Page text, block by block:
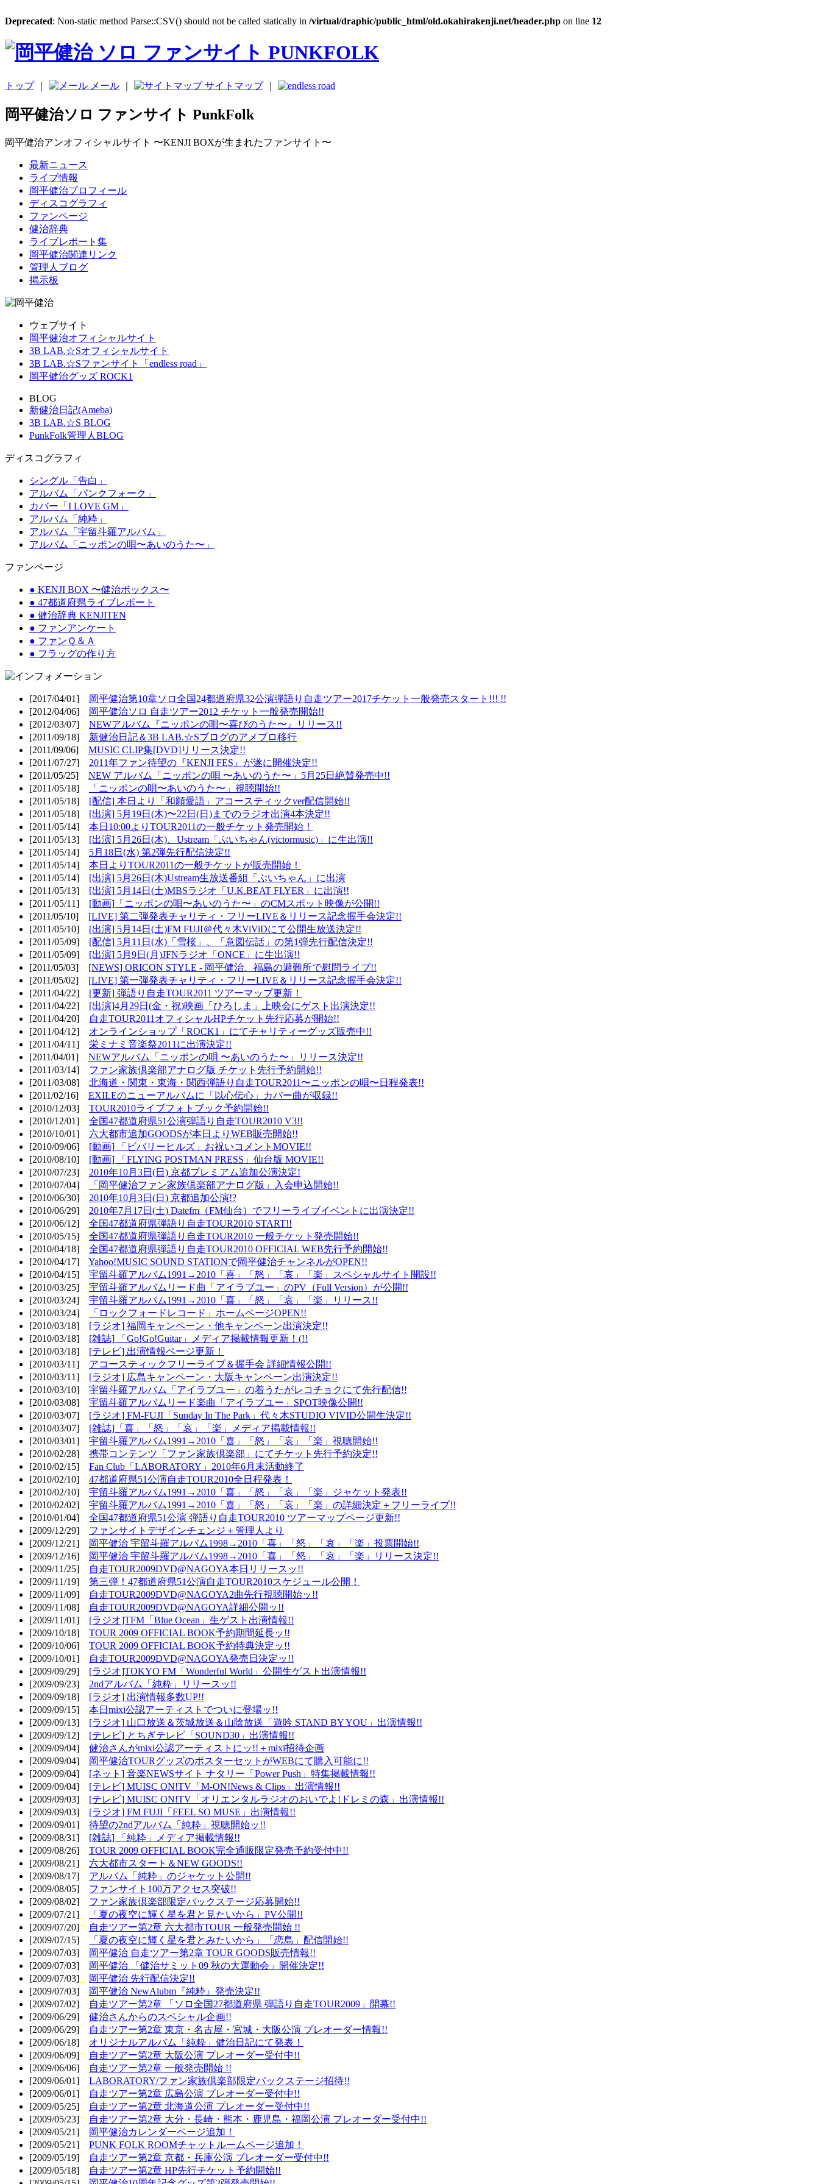
Deprecated: Non-static method Parse::CSV() should not be called statically in /virtual/draphic/public_html/old.okahirakenji.net/header.php on line 12
トップ｜ メール サイトマップ｜
岡平健治ソロ ファンサイト PunkFolk
岡平健治アンオフィシャルサイト 〜KENJI BOXが生まれたファンサイト〜
最新ニュース
ライブ情報
岡平健治プロフィール
ディスコグラフィ
ファンページ
健治辞典
ライブレポート集
岡平健治関連リンク
管理人ブログ
掲示板
ウェブサイト
岡平健治オフィシャルサイト
3B LAB.☆Sオフィシャルサイト
3B LAB.☆Sファンサイト「endless road」
岡平健治グッズ ROCK1
BLOG
新健治日記(Ameba)
3B LAB.☆S BLOG
PunkFolk管理人BLOG
ディスコグラフィ
シングル「告白」
アルバム「パンクフォーク」
カバー「I LOVE GM」
アルバム「純粋」
アルバム「宇留斗羅アルバム」
アルバム「ニッポンの唄〜あいのうた〜」
ファンページ
● KENJI BOX 〜健治ボックス〜
● 47都道府県ライブレポート
● 健治辞典 KENJITEN
● ファンアンケート
● ファンＱ＆Ａ
● フラッグの作り方
[2017/04/01]
岡平健治第10章ソロ全国24都道府県32公演弾語り自走ツアー2017チケット一般発売スタート!!! !!
[2012/04/06]
岡平健治ソロ 自走ツアー2012 チケット一般発売開始!!
[2012/03/07] NEWアルバム『ニッポンの唄〜喜びのうた〜』リリース!!
[2011/09/18] 新健治日記＆3B LAB.☆Sブログのアメブロ移行
[2011/09/06] MUSIC CLIP集[DVD]リリース決定!!
[2011/07/27] 2011年ファン待望の『KENJI FES』が遂に開催決定!!
[2011/05/25] NEW アルバム「ニッポンの唄 〜あいのうた〜」5月25日絶賛発売中!!
[2011/05/18]
「ニッポンの唄〜あいのうた〜」視聴開始!!
[2011/05/18] [配信] 本日より「和願愛語」アコースティックver配信開始!!
[2011/05/18] [出演] 5月19日(木)〜22日(日)までのラジオ出演4本決定!!
[2011/05/14] 本日10:00よりTOUR2011の一般チケット発売開始！
[2011/05/13] [出演] 5月26日(木)、Ustream「ぶいちゃん(victormusic)」に生出演!!
[2011/05/14] 5月18日(水) 第2弾先行配信決定!!
[2011/05/14] 本日よりTOUR2011の一般チケットが販売開始！
[2011/05/14] [出演] 5月26日(木)Ustream生放送番組「ぶいちゃん」に出演
[2011/05/13] [出演] 5月14日(土)MBSラジオ「U.K.BEAT FLYER」に出演!!
[2011/05/11] [動画]「ニッポンの唄〜あいのうた〜」のCMスポット映像が公開!!
[2011/05/10] [LIVE] 第二弾発表チャリティ・フリーLIVE＆リリース記念握手会決定!!
[2011/05/10] [出演] 5月14日(土)FM FUJI＠代々木ViViDにて公開生放送決定!!
[2011/05/09] [配信] 5月11日(水)「雪桜」、「意図伝話」の第1弾先行配信決定!!
[2011/05/09] [出演] 5月9日(月)JFNラジオ「ONCE」に生出演!!
[2011/05/03] [NEWS] ORICON STYLE - 岡平健治、福島の避難所で慰問ライブ!!
[2011/05/02] [LIVE] 第一弾発表チャリティ・フリーLIVE＆リリース記念握手会決定!!
[2011/04/22] [更新] 弾語り自走TOUR2011 ツアーマップ更新！
[2011/04/22] [出演]4月29日(金・祝)映画「ひろしま」上映会にゲスト出演決定!!
[2011/04/20]
自走TOUR2011オフィシャルHPチケット先行応募が開始!!
[2011/04/12] オンラインショップ「ROCK1」にてチャリティーグッズ販売中!!
[2011/04/11] 栄ミナミ音楽祭2011に出演決定!!
[2011/04/01] NEWアルバム「ニッポンの唄 〜あいのうた〜」リリース決定!!
[2011/03/14] ファン家族倶楽部アナログ版 チケット先行予約開始!!
[2011/03/08] 北海道・関東・東海・関西弾語り自走TOUR2011〜ニッポンの唄〜日程発表!!
[2011/02/16] EXILEのニューアルバムに「以心伝心」カバー曲が収録!!
[2010/12/03] TOUR2010ライブフォトブック予約開始!!
[2010/12/01] 全国47都道府県51公演弾語り自走TOUR2010 V3!!
[2010/10/01] 六大都市追加GOODSが本日よりWEB販売開始!!
[2010/09/06] [動画] 「ビバリーヒルズ」お祝いコメントMOVIE!!
[2010/08/10] [動画] 「FLYING POSTMAN PRESS」仙台版 MOVIE!!
[2010/07/23] 2010年10月3日(日) 京都プレミアム追加公演決定!
[2010/07/04]
「岡平健治ファン家族倶楽部アナログ版」入会申込開始!!
[2010/06/30] 2010年10月3日(日) 京都追加公演!?
[2010/06/29] 2010年7月17日(土) Datefm（FM仙台）でフリーライブイベントに出演決定!!
[2010/06/12] 全国47都道府県弾語り自走TOUR2010 START!!
[2010/05/15] 全国47都道府県弾語り自走TOUR2010 一般チケット発売開始!!
[2010/04/18] 全国47都道府県弾語り自走TOUR2010 OFFICIAL WEB先行予約開始!!
[2010/04/17] Yahoo!MUSIC SOUND STATIONで岡平健治チャンネルがOPEN!!
[2010/04/15] 宇留斗羅アルバム1991→2010「喜」「怒」「哀」「楽」スペシャルサイト開設!!
[2010/03/25] 宇留斗羅アルバムリード曲「アイラブユー」のPV（Full Version）が公開!!
[2010/03/24] 宇留斗羅アルバム1991→2010「喜」「怒」「哀」「楽」リリース!!
[2010/03/24]
「ロックフォードレコード」ホームページOPEN!!
[2010/03/18] [ラジオ] 福岡キャンペーン・他キャンペーン出演決定!!
[2010/03/18] [雑誌] 「Go!Go!Guitar」メディア掲載情報更新！(!!
[2010/03/18] [テレビ] 出演情報ページ更新！
[2010/03/11] アコースティックフリーライブ＆握手会 詳細情報公開!!
[2010/03/11] [ラジオ] 広島キャンペーン・大阪キャンペーン出演決定!!
[2010/03/10] 宇留斗羅アルバム「アイラブユー」の着うたがレコチョクにて先行配信!!
[2010/03/08] 宇留斗羅アルバムリード楽曲「アイラブユー」SPOT映像公開!!
[2010/03/07] [ラジオ] FM-FUJI「Sunday In The Park」代々木STUDIO VIVID公開生決定!!
[2010/03/07] [雑誌]「喜」「怒」「哀」「楽」メディア掲載情報!!
[2010/03/01] 宇留斗羅アルバム1991→2010「喜」「怒」「哀」「楽」視聴開始!!
[2010/02/28] 携帯コンテンツ「ファン家族倶楽部」にてチケット先行予約決定!!
[2010/02/15] Fan Club「LABORATORY」2010年6月末活動終了
[2010/02/10] 47都道府県51公演自走TOUR2010全日程発表！
[2010/02/10] 宇留斗羅アルバム1991→2010「喜」「怒」「哀」「楽」ジャケット発表!!
[2010/02/02] 宇留斗羅アルバム1991→2010「喜」「怒」「哀」「楽」の詳細決定＋フリーライブ!!
[2010/01/04] 全国47都道府県51公演 弾語り自走TOUR2010 ツアーマップページ更新!!
[2009/12/29] ファンサイトデザインチェンジ＋管理人より
[2009/12/21]
岡平健治 宇留斗羅アルバム1998→2010「喜」「怒」「哀」「楽」投票開始!!
[2009/12/16]
岡平健治 宇留斗羅アルバム1998→2010「喜」「怒」「哀」「楽」リリース決定!!
[2009/11/25]
自走TOUR2009DVD@NAGOYA本日リリースッ!!
[2009/11/19] 第三弾！47都道府県51公演自走TOUR2010スケジュール公開！
[2009/11/09]
自走TOUR2009DVD@NAGOYA2曲先行視聴開始ッ!!
[2009/11/08]
自走TOUR2009DVD@NAGOYA詳細公開ッ!!
[2009/11/01] [ラジオ]TFM「Blue Ocean」生ゲスト出演情報!!
[2009/10/18] TOUR 2009 OFFICIAL BOOK予約期間延長ッ!!
[2009/10/06] TOUR 2009 OFFICIAL BOOK予約特典決定ッ!!
[2009/10/01]
自走TOUR2009DVD@NAGOYA発売日決定ッ!!
[2009/09/29] [ラジオ]TOKYO FM「Wonderful World」公開生ゲスト出演情報!!
[2009/09/23] 2ndアルバム「純粋」リリースッ!!
[2009/09/18] [ラジオ] 出演情報多数UP!!
[2009/09/15] 本日mixi公認アーティストでついに登場ッ!!
[2009/09/13] [ラジオ] 山口放送＆茨城放送＆山陰放送「遊吟 STAND BY YOU」出演情報!!
[2009/09/12] [テレビ] とちぎテレビ「SOUND30」出演情報!!
[2009/09/04] 健治さんがmixi公認アーティストにッ!!＋mixi招待企画
[2009/09/04]
岡平健治TOURグッズのポスターセットがWEBにて購入可能に!!
[2009/09/04] [ネット] 音楽NEWSサイト ナタリー「Power Push」特集掲載情報!!
[2009/09/04] [テレビ] MUISC ON!TV「M-ON!News & Clips」出演情報!!
[2009/09/03] [テレビ] MUISC ON!TV「オリエンタルラジオのおいでよ!ドレミの森」出演情報!!
[2009/09/03] [ラジオ] FM FUJI「FEEL SO MUSE」出演情報!!
[2009/09/01] 待望の2ndアルバム「純粋」視聴開始ッ!!
[2009/08/31] [雑誌] 「純粋」メディア掲載情報!!
[2009/08/26] TOUR 2009 OFFICIAL BOOK完全通販限定発売予約受付中!!
[2009/08/21] 六大都市スタート＆NEW GOODS!!
[2009/08/17] アルバム「純粋」のジャケット公開!!
[2009/08/05] ファンサイト100万アクセス突破!!
[2009/08/02] ファン家族倶楽部限定バックステージ応募開始!!
[2009/07/21]
「夏の夜空に輝く星を君と見たいから」PV公開!!
[2009/07/20]
自走ツアー第2章 六大都市TOUR 一般発売開始 !!
[2009/07/15]
「夏の夜空に輝く星を君とみたいから」「恋島」配信開始!!
[2009/07/03]
岡平健治 自走ツアー第2章 TOUR GOODS販売情報!!
[2009/07/03]
岡平健治 「健治サミット09 秋の大運動会」開催決定!!
[2009/07/03]
岡平健治 先行配信決定!!
[2009/07/03]
岡平健治 NewAlubm『純粋』発売決定!!
[2009/07/02]
自走ツアー第2章 「ソロ全国27都道府県 弾語り自走TOUR2009」開幕!!
[2009/06/29] 健治さんからのスペシャル企画!!
[2009/06/29]
自走ツアー第2章 東京・名古屋・宮城・大阪公演 プレオーダー情報!!
[2009/06/18] オリジナルアルバム「純粋」健治日記にて発表！
[2009/06/09]
自走ツアー第2章 大阪公演 プレオーダー受付中!!
[2009/06/06]
自走ツアー第2章 一般発売開始 !!
[2009/06/01] LABORATORY/ファン家族倶楽部限定バックステージ招待!!
[2009/06/01]
自走ツアー第2章 広島公演 プレオーダー受付中!!
[2009/05/25]
自走ツアー第2章 北海道公演 プレオーダー受付中!!
[2009/05/23]
自走ツアー第2章 大分・長崎・熊本・鹿児島・福岡公演 プレオーダー受付中!!
[2009/05/21]
岡平健治カレンダーページ追加！
[2009/05/21] PUNK FOLK ROOMチャットルームページ追加！
[2009/05/19]
自走ツアー第2章 京都・兵庫公演 プレオーダー受付中!!
[2009/05/18]
自走ツアー第2章 HP先行チケット予約開始!!